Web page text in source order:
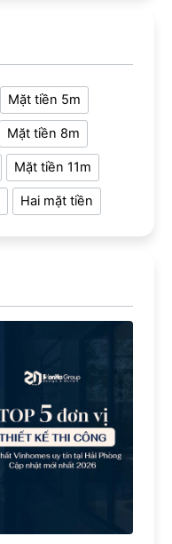
Mặt tiền 5m
Mặt tiền 8m
Mặt tiền 11m
Hai mặt tiền